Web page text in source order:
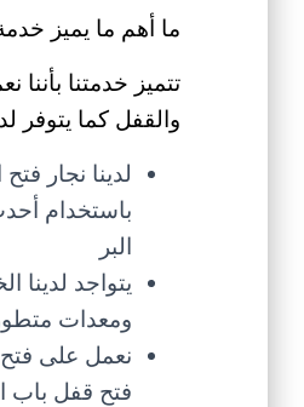
ما أهم ما يميز
تتميز خدمتنا
والقفل كما يتوفر
لدينا نجار
باستخدام
البر
يتواجد لدينا
ومعدات
نعمل على فتح
فتح قفل باب